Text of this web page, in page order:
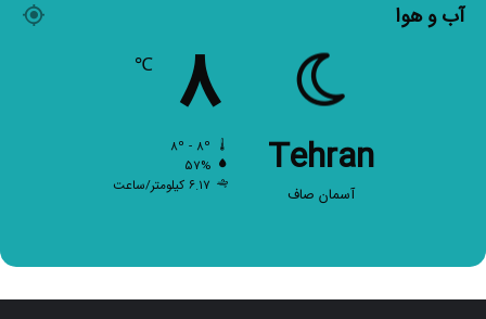
آب و هوا
Tehran
آسمان صاف
۸ ℃
۵۷%
۶.۱۷ کیلومتر/ساعت